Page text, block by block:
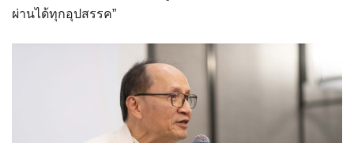
ผ่านได้ทุกอุปสรรค”